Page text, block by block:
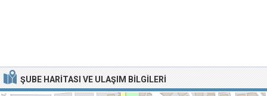
ŞUBE HARITASI VE ULAŞIM BILGILERI